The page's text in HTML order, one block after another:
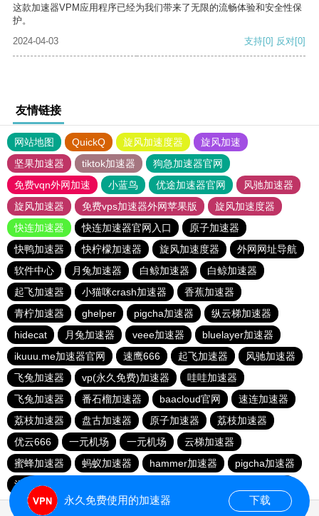
这款加速器VPM应用程序已经为我们带来了无限的流畅体验和安全性保
护。
2024-04-03
支持[0] 反对[0]
友情链接
网站地图 QuickQ 旋风加速度器
旋风加速
坚果加速器
tiktok加速器
狗急加速器官网
免费vqn外网加速
小蓝鸟 优途加速器官网
风驰加速器
旋风加速器
免费vps加速器外网苹果版
旋风加速度器
快连加速器
快连加速器官网入口
原子加速器
快鸭加速器
快柠檬加速器 旋风加速度器
外网网址导航
软件中心
月兔加速器 白鲸加速器
白鲸加速器
起飞加速器
小猫咪crash加速器
香蕉加速器
青柠加速器
ghelper pigcha加速器
纵云梯加速器
hidecat
月兔加速器 veee加速器
bluelayer加速器
ikuuu.me加速器官网
速鹰666 起飞加速器
风驰加速器
飞兔加速器
vp(永久免费)加速器
哇哇加速器
飞兔加速器
番石榴加速器 baacloud官网
速连加速器
荔枝加速器
盘古加速器 原子加速器
荔枝加速器
优云666
一元机场 一元机场
云梯加速器
蜜蜂加速器
蚂蚁加速器 hammer加速器
pigcha加速器
泡泡狗加速器
永久免费使用的加速器 下载